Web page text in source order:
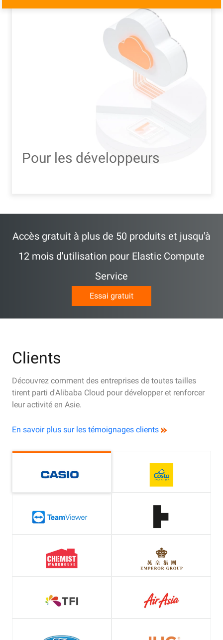
Pour les développeurs
Accès gratuit à plus de 50 produits et jusqu'à
12 mois d'utilisation pour Elastic Compute
Service
Essai gratuit
Clients
Découvrez comment des entreprises de toutes tailles
tirent parti d'Alibaba Cloud pour développer et renforcer
leur activité en Asie.
En savoir plus sur les témoignages clients